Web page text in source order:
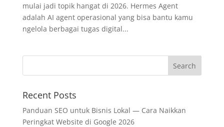
mulai jadi topik hangat di 2026. Hermes Agent
adalah AI agent operasional yang bisa bantu kamu
ngelola berbagai tugas digital...
Recent Posts
Panduan SEO untuk Bisnis Lokal — Cara Naikkan
Peringkat Website di Google 2026